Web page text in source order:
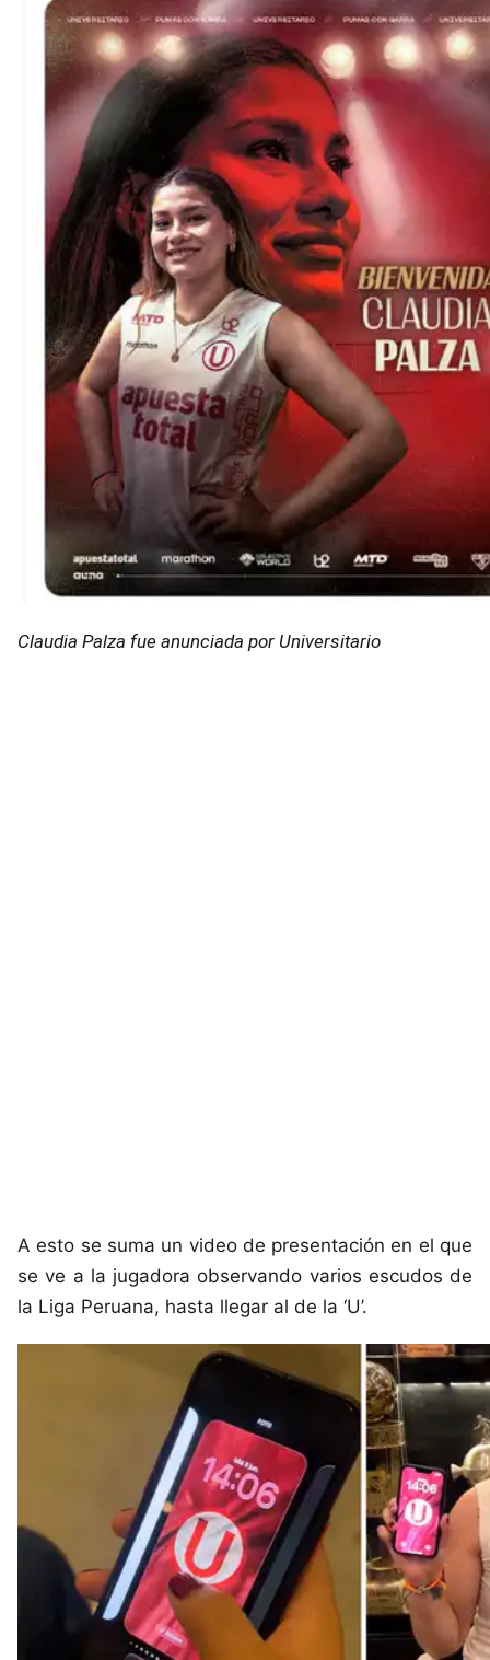
Claudia Palza fue anunciada por Universitario
A esto se suma un video de presentación en el que
se ve a la jugadora observando varios escudos de
la Liga Peruana, hasta llegar al de la ‘U’.